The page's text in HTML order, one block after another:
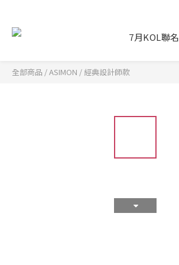
7月KOL聯名
全部商品 /ASIMON / 經典設計師款